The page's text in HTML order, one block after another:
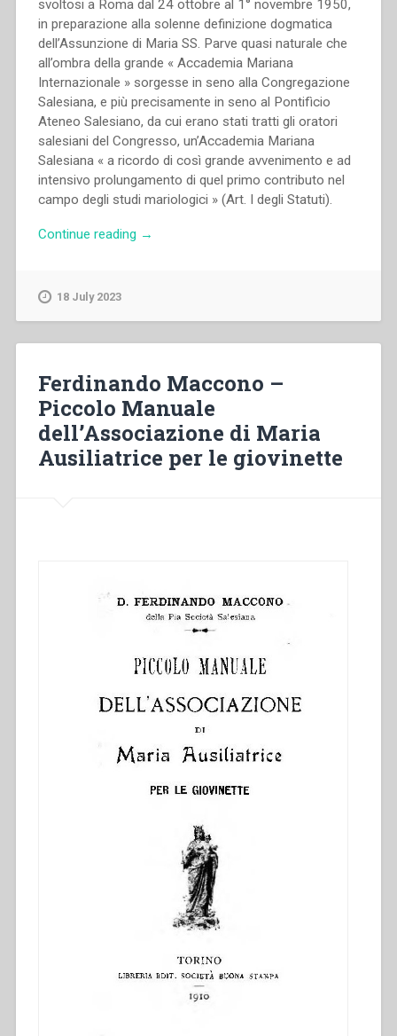
svoltosi a Roma dal 24 ottobre al 1° novembre 1950,
in preparazione alla solenne definizione dogmatica
dell’Assunzione di Maria SS. Parve quasi naturale che
all’ombra della grande « Accademia Mariana
Internazionale » sorgesse in seno alla Congregazione
Salesiana, e più precisamente in seno al Pontifìcio
Ateneo Salesiano, da cui erano stati tratti gli oratori
salesiani del Congresso, un’Accademia Mariana
Salesiana « a ricordo di così grande avvenimento e ad
intensivo prolungamento di quel primo contributo nel
campo degli studi mariologici » (Art. I degli Statuti).
Continue reading “Eugenio
→
18 July 2023
Ferdinando Maccono –
Piccolo Manuale
dell’Associazione di Maria
Ausiliatrice per le giovinette